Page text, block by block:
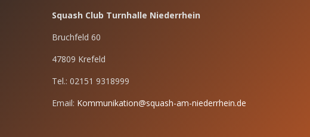
Squash Club Turnhalle Niederrhein
Bruchfeld 60
47809 Krefeld
Tel.: 02151 9318999
Email: Kommunikation@squash-am-niederrhein.de